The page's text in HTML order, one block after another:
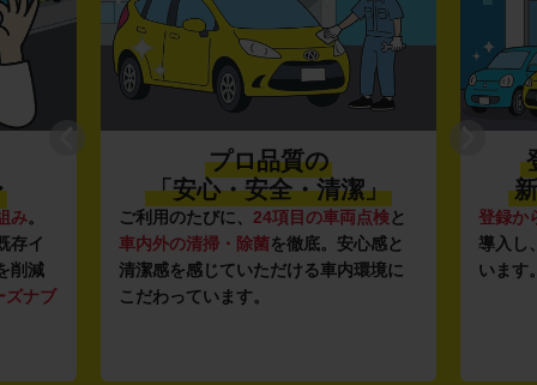
み。
存イ
削減
ズナブ
プロ品質の
「安心・安全・清潔」
ご利用のたびに、 24項目の車両点検と
車内外の清掃・除菌を徹底。安心感と
清潔感を感じていただける車内環境に
こだわっています。
登録か
導入し
います